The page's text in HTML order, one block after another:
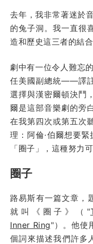
去年，我非常著迷於
的兔子洞。我一直很
造和歷史這三者的結
劇中有一位令人難忘
任美國副總統——譯
選擇與漢密爾頓決鬥
爾是這部音樂劇的旁
在我第四次或第五次
理：阿倫·伯爾想要
「圈子」，這種努力
圈子
路易斯有一篇文章，
就叫《圈子》（"
Inner Ring"）。他使
個詞來描述我們許多